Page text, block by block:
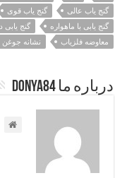
گنج یاب عالی
گنج یاب قوی
گنج یابی با ماهواره
گنج یابی
معاوضه فلزیاب
نشانه جوغن
درباره ما Donya84